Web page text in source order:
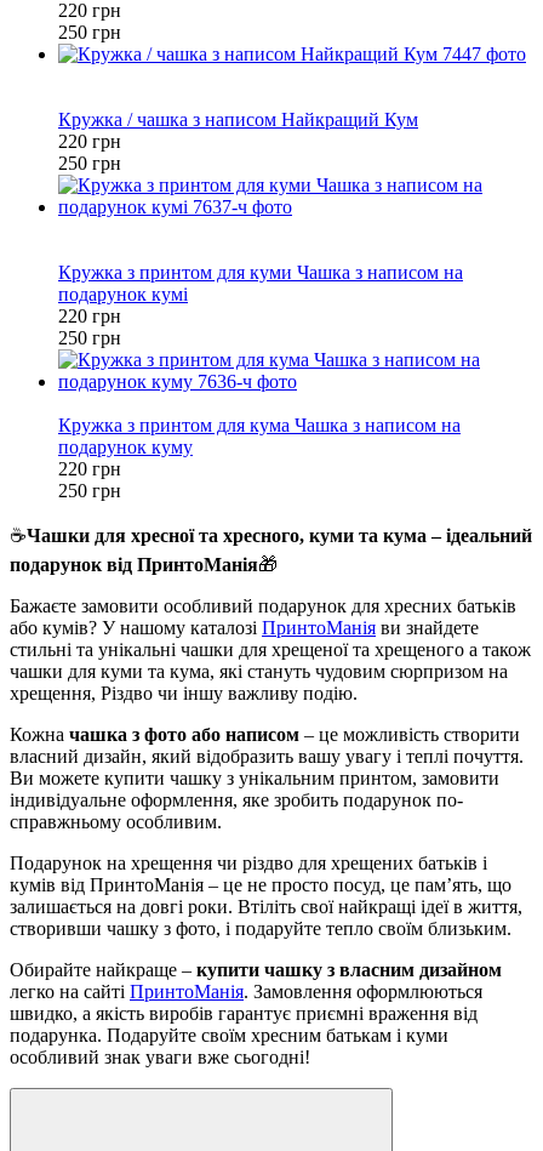
220 грн
250 грн
Кружка / чашка з написом Найкращий Кум
220 грн
250 грн
Кружка з принтом для куми Чашка з написом на
подарунок кумі
220 грн
250 грн
Кружка з принтом для кума Чашка з написом на
подарунок куму
220 грн
250 грн
☕Чашки для хресної та хресного, куми та кума – ідеальний
подарунок від ПринтоМанія🎁
Бажаєте замовити особливий подарунок для хресних батьків
або кумів? У нашому каталозі ПринтоМанія ви знайдете
стильні та унікальні чашки для хрещеної та хрещеного а також
чашки для куми та кума, які стануть чудовим сюрпризом на
хрещення, Різдво чи іншу важливу подію.
Кожна чашка з фото або написом – це можливість створити
власний дизайн, який відобразить вашу увагу і теплі почуття.
Ви можете купити чашку з унікальним принтом, замовити
індивідуальне оформлення, яке зробить подарунок по-
справжньому особливим.
Подарунок на хрещення чи різдво для хрещених батьків і
кумів від ПринтоМанія – це не просто посуд, це пам’ять, що
залишається на довгі роки. Втіліть свої найкращі ідеї в життя,
створивши чашку з фото, і подаруйте тепло своїм близьким.
Обирайте найкраще – купити чашку з власним дизайном
легко на сайті ПринтоМанія. Замовлення оформлюються
швидко, а якість виробів гарантує приємні враження від
подарунка. Подаруйте своїм хресним батькам і куми
особливий знак уваги вже сьогодні!